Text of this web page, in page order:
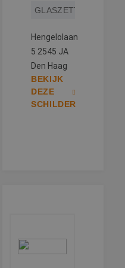
GLASZETTEN
Hengelolaan
5 2545 JA
Den Haag
BEKIJK
DEZE
SCHILDER